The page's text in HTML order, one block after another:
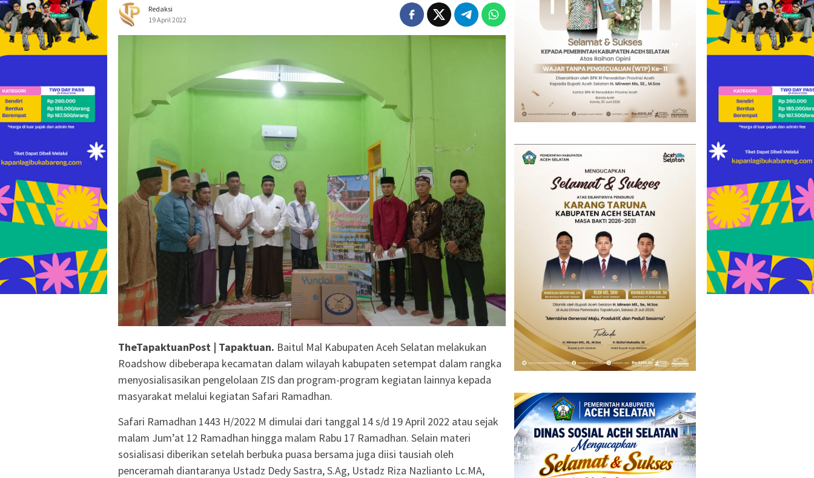
Redaksi
19 April 2022
TheTapaktuanPost | Tapaktuan. Baitul Mal Kabupaten Aceh Selatan melakukan
Roadshow dibeberapa kecamatan dalam wilayah kabupaten setempat dalam rangka
menyosialisasikan pengelolaan ZIS dan program-program kegiatan lainnya kepada
masyarakat melalui kegiatan Safari Ramadhan.
Safari Ramadhan 1443 H/2022 M dimulai dari tanggal 14 s/d 19 April 2022 atau sejak
malam Jum’at 12 Ramadhan hingga malam Rabu 17 Ramadhan. Selain materi
sosialisasi diberikan setelah berbuka puasa bersama juga diisi tausiah oleh
penceramah diantaranya Ustadz Dedy Sastra, S.Ag, Ustadz Riza Nazlianto Lc.MA,